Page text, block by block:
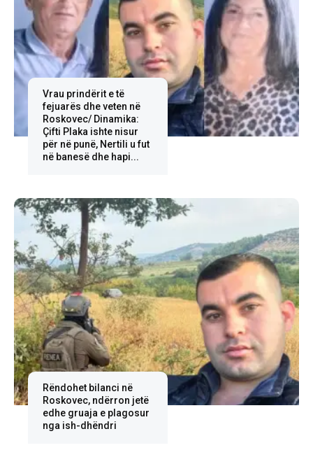
Vrau prindërit e të
fejuarës dhe veten në
Roskovec/ Dinamika:
Çifti Plaka ishte nisur
për në punë, Nertili u fut
në banesë dhe hapi...
Rëndohet bilanci në
Roskovec, ndërron jetë
edhe gruaja e plagosur
nga ish-dhëndri